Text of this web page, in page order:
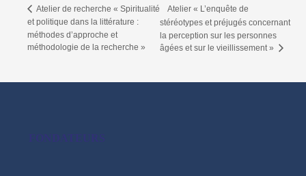
Atelier de recherche « Spiritualité
et politique dans la littérature :
méthodes d’approche et
méthodologie de la recherche »
Atelier « L’enquête de
stéréotypes et préjugés concernant
la perception sur les personnes
âgées et sur le vieillissement »